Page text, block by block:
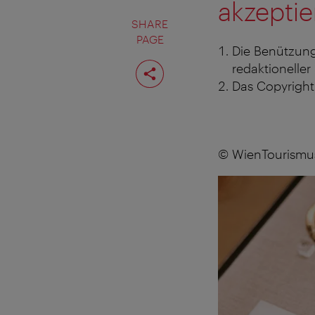
SHARE
PAGE
Share
page
Die
Das
©